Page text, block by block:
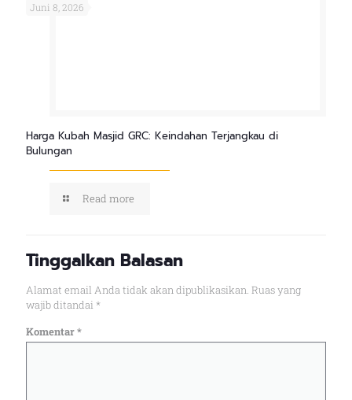
Juni 8, 2026
Harga Kubah Masjid GRC: Keindahan Terjangkau di
Bulungan
Read more
Tinggalkan Balasan
Alamat email Anda tidak akan dipublikasikan. Ruas yang
wajib ditandai *
Komentar*